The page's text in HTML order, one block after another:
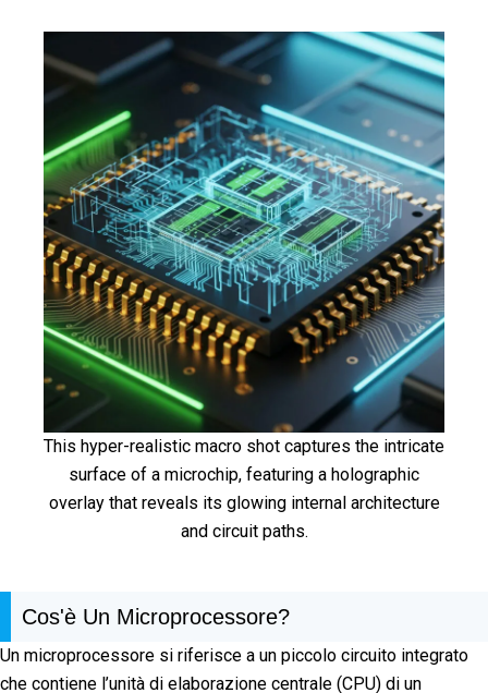
This hyper-realistic macro shot captures the intricate
surface of a microchip, featuring a holographic
overlay that reveals its glowing internal architecture
and circuit paths.
Cos'è Un Microprocessore?
Un microprocessore si riferisce a un piccolo circuito integrato
che contiene l’unità di elaborazione centrale (CPU) di un